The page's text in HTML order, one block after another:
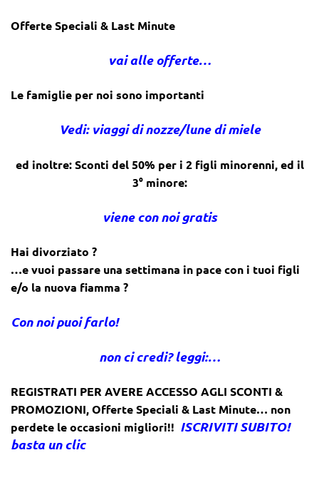
Offerte Speciali & Last Minute
vai alle offerte…
Le famiglie per noi sono importanti
Vedi: viaggi di nozze/lune di miele
ed inoltre: Sconti del 50% per i 2 figli minorenni, ed il
3° minore:
viene con noi gratis
Hai divorziato ?
…e vuoi passare una settimana in pace con i tuoi figli
e/o la nuova fiamma ?
Con noi puoi farlo!
non ci credi? leggi:…
REGISTRATI PER AVERE ACCESSO AGLI SCONTI &
PROMOZIONI,Offerte Speciali & Last Minute… non
perdete le occasioni migliori!! ISCRIVITI SUBITO!
basta un clic